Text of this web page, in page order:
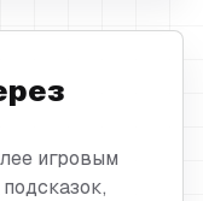
игровым